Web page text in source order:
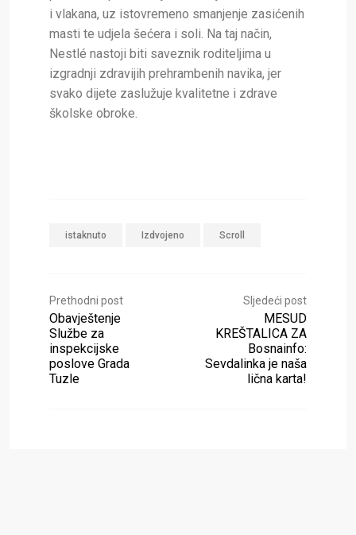
i vlakana, uz istovremeno smanjenje zasićenih
masti te udjela šećera i soli. Na taj način,
Nestlé nastoji biti saveznik roditeljima u
izgradnji zdravijih prehrambenih navika, jer
svako dijete zaslužuje kvalitetne i zdrave
školske obroke.
istaknuto Izdvojeno Scroll
Prethodni post
Obavještenje
Službe za
inspekcijske
poslove Grada
Tuzle
Sljedeći post
MESUD
KREŠTALICA ZA
Bosnainfo:
Sevdalinka je naša
lična karta!